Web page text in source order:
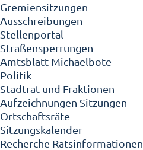
Gremiensitzungen
Ausschreibungen
Stellenportal
Straßensperrungen
Amtsblatt Michaelbote
Politik
Stadtrat und Fraktionen
Aufzeichnungen Sitzungen
Ortschaftsräte
Sitzungskalender
Recherche Ratsinformationen